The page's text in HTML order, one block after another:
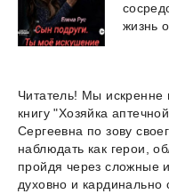
жизнь
Читатель! Мы искренне
книгу "Хозяйка
Сергеевна по зову
наблюдать как герои,
пройдя через сложные
духовно и кардинально